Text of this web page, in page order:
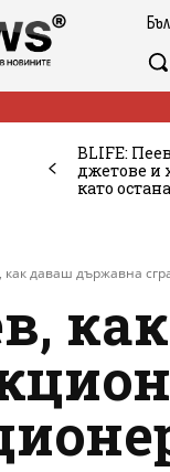
BLIFE:
джетове и
като
как даваш държавна